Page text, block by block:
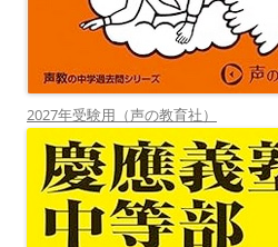
2027年受験用（声の教育社）